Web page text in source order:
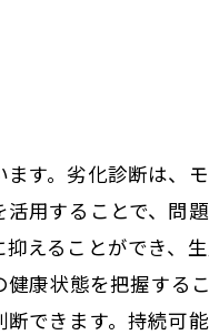
す。劣化診断は、
用することで、問
えることができ、
康状態を把握する
できます。持続可